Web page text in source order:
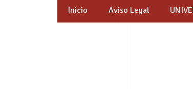
Inicio Aviso Legal